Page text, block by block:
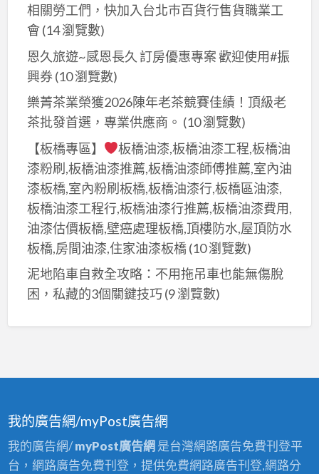
相關勞工們，快加入台北巿百貨行售貨職業工
會 (14 瀏覽數)
恩久旅遊~感恩長久 訂房優惠專案 歡迎使用#振
興券(10 瀏覽數)
樂菁茶業榮獲2026陳年老茶競賽佳績！頂級老
茶批發首選，專業供應商。 (10 瀏覽數)
【板橋專區】
板橋油漆,板橋油漆工程,板橋油
漆粉刷,板橋油漆推薦,板橋油漆師傅推薦,室內油
漆板橋,室內粉刷板橋,板橋油漆行,板橋區油漆,
板橋油漆工程行,板橋油漆行推薦,板橋油漆費用,
油漆估價板橋,壁癌處理板橋,頂樓防水,屋頂防水
板橋,房間油漆,住家油漆板橋(10 瀏覽數)
泥地陷車自救全攻略：不用拖吊車也能無傷脫
困，私藏的3個關鍵技巧(9 瀏覽數)
我的廣告網/myPost廣告網
我的廣告網/myPost廣告網 是台灣網路廣告免費刊登平
台，網路廣告免費刊登，提供免費網路廣告刊登,網路分